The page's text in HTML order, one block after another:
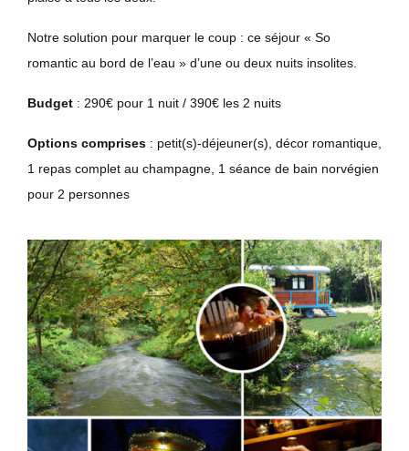
Notre solution pour marquer le coup : ce séjour « So
romantic au bord de l’eau » d’une ou deux nuits insolites.
Budget : 290€ pour 1 nuit / 390€ les 2 nuits
Options comprises : petit(s)-déjeuner(s), décor romantique,
1 repas complet au champagne, 1 séance de bain norvégien
pour 2 personnes